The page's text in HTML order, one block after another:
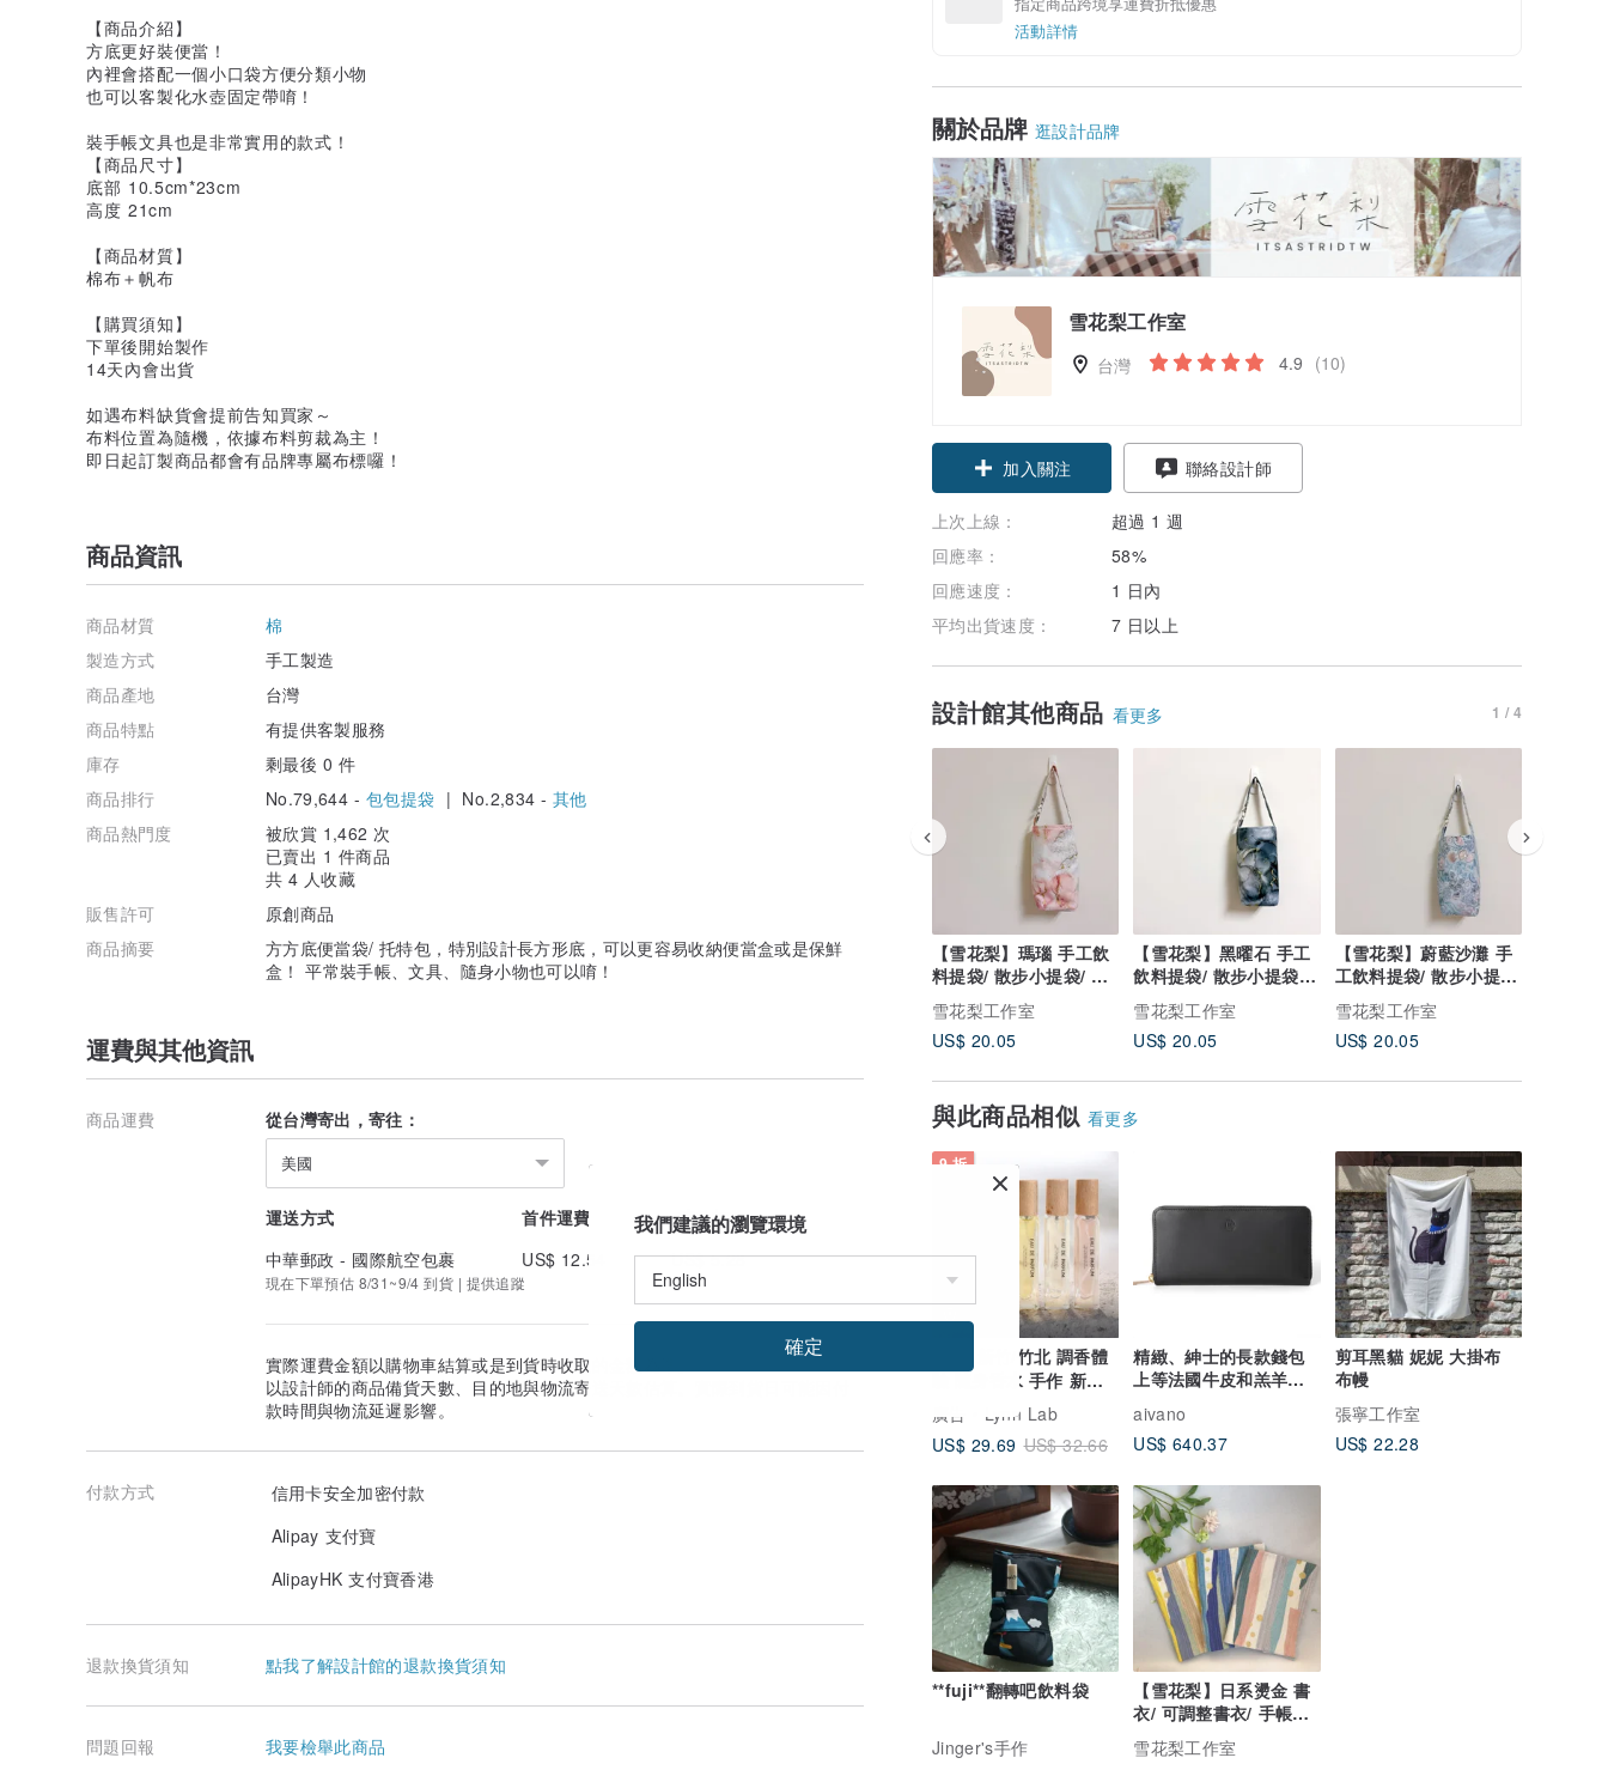
活動詳情
關於品牌 逛設計品牌
雪花梨工作室
台灣 4.9 (10)
加入關注 聯絡設計師
上次上線：
超過 1 週
回應率：
58%
回應速度：
1 日內
平均出貨速度：
7 日以上
設計館其他商品 看更多 1 / 4
【雪花梨】瑪瑙 手工飲
料提袋/ 散步小提袋/ 環
保杯袋
雪花梨工作室
US$ 20.05
【雪花梨】黑曜石 手工
飲料提袋/ 散步小提袋/
環保杯袋
雪花梨工作室
US$ 20.05
【雪花梨】蔚藍沙灘 手
工飲料提袋/ 散步小提
袋/ 環保杯袋
雪花梨工作室
US$ 20.05
與此商品相似 看更多
9 折
新竹/竹北 調香體
驗 隨身香水 手作 新竹
調香 可文化幣 企業團課
廣告
Lynn Lab
US$ 29.69 US$ 32.66
精緻、紳士的長款錢包
上等法國牛皮和羔羊
aivano
US$ 640.37
剪耳黑貓 妮妮 大掛布
布幔
張寧工作室
US$ 22.28
**fuji**翻轉吧飲料袋
Jinger's手作
【雪花梨】日系燙金 書
衣/ 可調整書衣/ 手帳書
衣/ 客製化書
雪花梨工作室
【商品介紹】
方底更好裝便當！
內裡會搭配一個小口袋方便分類小物
也可以客製化水壺固定帶唷！
裝手帳文具也是非常實用的款式！
【商品尺寸】
底部 10.5cm*23cm
高度 21cm
【商品材質】
棉布＋帆布
【購買須知】
下單後開始製作
14天內會出貨
如遇布料缺貨會提前告知買家～
布料位置為隨機，依據布料剪裁為主！
即日起訂製商品都會有品牌專屬布標囉！
商品資訊
商品材質
棉
製造方式
手工製造
商品產地
台灣
商品特點
有提供客製服務
庫存
剩最後 0 件
商品排行
No.79,644 - 包包提袋 | No.2,834 -其他
商品熱門度
被欣賞 1,462 次
已賣出 1 件商品
共 4 人收藏
販售許可
原創商品
商品摘要
方方底便當袋/ 托特包，特別設計長方形底，可以更容易收納便當盒或是保鮮
盒！ 平常裝手帳、文具、隨身小物也可以唷！
運費與其他資訊
商品運費 從台灣寄出，寄往：
美國
運送方式 首件運費
續件加收
中華郵政 - 國際航空包裹
US$ 12.54 US$ 5.28
現在下單預估 8/31~9/4 到貨 | 提供追蹤
實際運費金額以購物車結算或是到貨時收取的金額為準。
以設計師的商品備貨天數、目的地與物流寄送天數估算。實際到貨日可能因付
款時間與物流延遲影響。
付款方式
信用卡安全加密付款
Alipay 支付寶
AlipayHK 支付寶香港
退款換貨須知 點我了解設計館的退款換貨須知
問題回報 我要檢舉此商品
我們建議的瀏覽環境
確定